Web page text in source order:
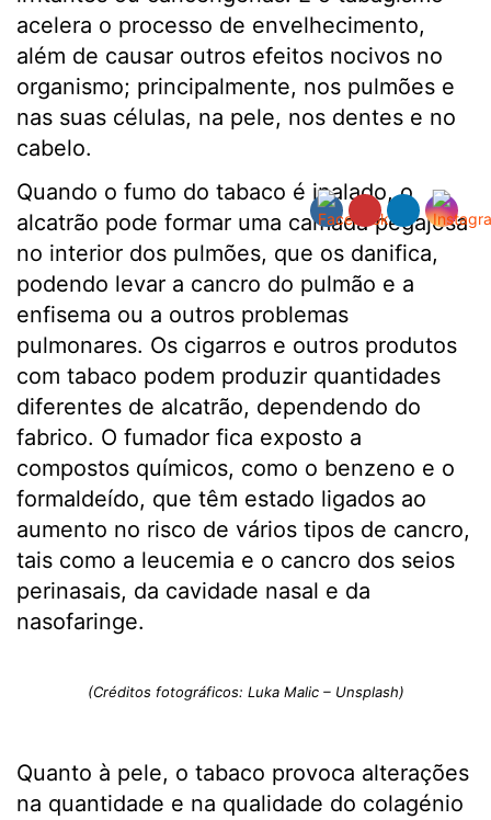
acelera o processo de envelhecimento,
além de causar outros efeitos nocivos no
organismo; principalmente, nos pulmões e
nas suas células, na pele, nos dentes e no
cabelo.
Quando o fumo do tabaco é inalado, o
alcatrão pode formar uma camada pegajosa
no interior dos pulmões, que os danifica,
podendo levar a cancro do pulmão e a
enfisema ou a outros problemas
pulmonares. Os cigarros e outros produtos
com tabaco podem produzir quantidades
diferentes de alcatrão, dependendo do
fabrico. O fumador fica exposto a
compostos químicos, como o benzeno e o
formaldeído, que têm estado ligados ao
aumento no risco de vários tipos de cancro,
tais como a leucemia e o cancro dos seios
perinasais, da cavidade nasal e da
nasofaringe.
(Créditos fotográficos: Luka Malic – Unsplash)
Quanto à pele, o tabaco provoca alterações
na quantidade e na qualidade do colagénio